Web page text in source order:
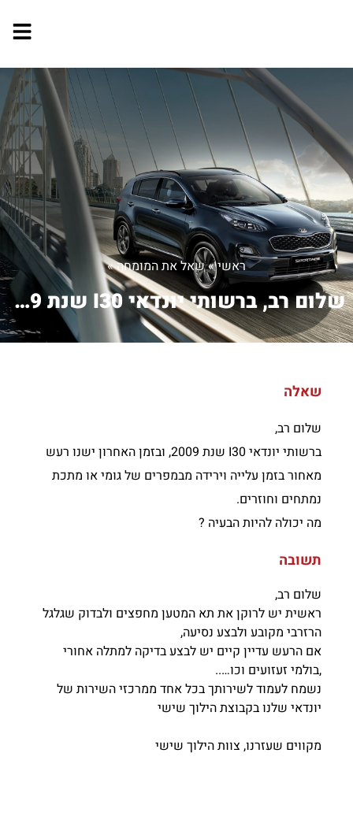
ראשי»שאל את המומחה»
שלום רב, ברשותי יונדאי I30 שנת 2009,...
שאלה
שלום רב,
ברשותי יונדאי I30 שנת 2009, ובזמן האחרון ישנו רעש
מאחור בזמן עלייה וירידה מבמפרים של גומי או מתכת
נמתחים וחוזרים.
מה יכולה להיות הבעיה ?
תשובה
שלום רב,
ראשית יש לרוקן את תא המטען מחפצים ולבדוק שגלגל
הרזרבי מקובע ולבצע נסיעה,
אם הרעש עדיין קיים יש לבצע בדיקה למתלה אחורי
,בולמי זעזועים וכו…..
נשמח לעמוד לשירותך בכל אחד ממרכזי השירות של
יונדאי שלנו בקבוצת הילוך שישי
מקווים שעזרנו, צוות הילוך שישי